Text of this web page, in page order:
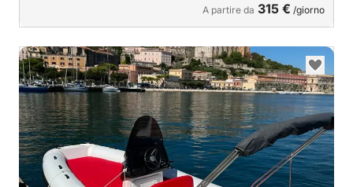
A partire da 315 € /giorno